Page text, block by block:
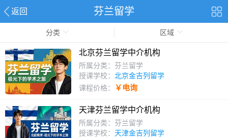
返回 芬兰留学
分类 区域
北京芬兰留学中介机构
所属分类：芬兰留学
授课学校： 北京金吉列留学
课程价格：
￥电询
天津芬兰留学中介机构
所属分类：芬兰留学
授课学校： 天津金吉列留学